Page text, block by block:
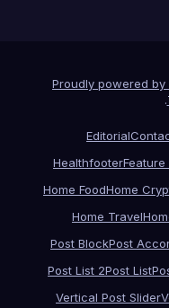
Proudly powered
Editorial
footer
Health
Home
Home Food
Home Travel
Post
Post Block
Post List
Post List 2
Vertical Post